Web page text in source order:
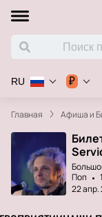
RU ₽
Главная Афиша и
Поп
22 апр.